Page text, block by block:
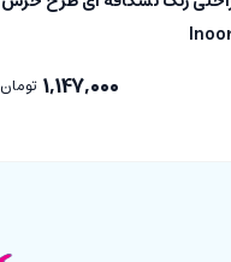
1,147,000 تومان